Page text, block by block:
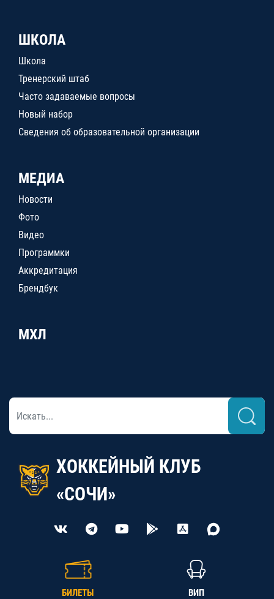
ШКОЛА
Школа
Тренерский штаб
Часто задаваемые вопросы
Новый набор
Сведения об образовательной организации
МЕДИА
Новости
Фото
Видео
Программки
Аккредитация
Брендбук
МХЛ
ХОККЕЙНЫЙ КЛУБ
«СОЧИ»
БИЛЕТЫ ВИП